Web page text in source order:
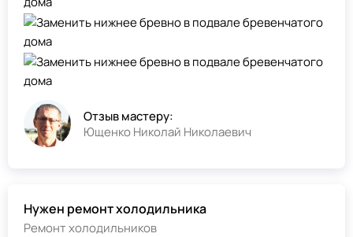
Отзыв мастеру:
Ющенко Николай Николаевич
Нужен ремонт холодильника
Ремонт холодильников